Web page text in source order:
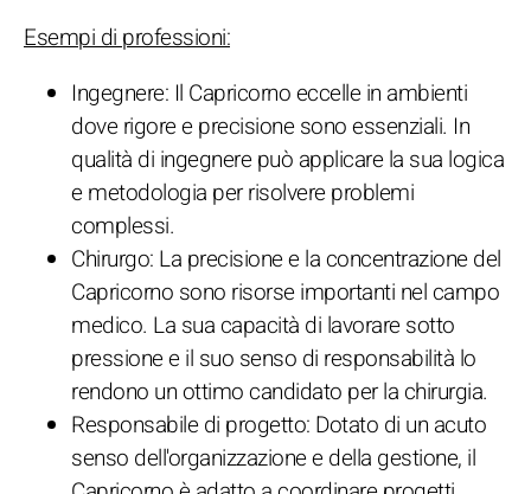
Esempi di professioni:
Ingegnere: Il Capricorno eccelle in ambienti
dove rigore e precisione sono essenziali. In
qualità di ingegnere può applicare la sua logica
e metodologia per risolvere problemi
complessi.
Chirurgo: La precisione e la concentrazione del
Capricorno sono risorse importanti nel campo
medico. La sua capacità di lavorare sotto
pressione e il suo senso di responsabilità lo
rendono un ottimo candidato per la chirurgia.
Responsabile di progetto: Dotato di un acuto
senso dell'organizzazione e della gestione, il